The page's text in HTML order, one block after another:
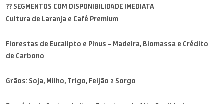
?? SEGMENTOS COM DISPONIBILIDADE IMEDIATA
Cultura de Laranja e Café Premium
Florestas de Eucalipto e Pinus – Madeira, Biomassa e Crédito
de Carbono
Grãos: Soja, Milho, Trigo, Feijão e Sorgo